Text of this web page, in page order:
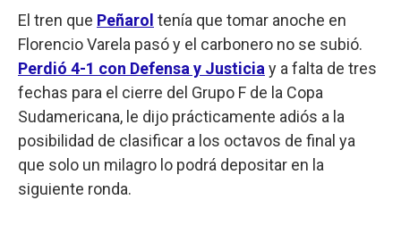
El tren que Peñarol tenía que tomar anoche en
Florencio Varela pasó y el carbonero no se subió.
Perdió 4-1 con Defensa y Justicia y a falta de tres
fechas para el cierre del Grupo F de la Copa
Sudamericana, le dijo prácticamente adiós a la
posibilidad de clasificar a los octavos de final ya
que solo un milagro lo podrá depositar en la
siguiente ronda.